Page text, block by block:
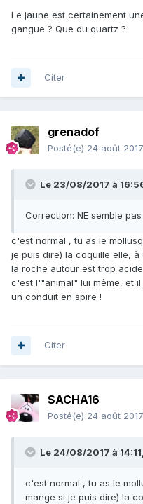
Le jaune est certainement
gangue ? Que du quartz ?
Citer
grenadof
Posté(e) 24 août 2017
Le 23/08/2017 à
Correction: NE semble
c'est normal , tu as le
je puis dire) la coquille elle,
la roche autour est trop
c'est l'"animal" lui même, et
un conduit en spire !
Citer
SACHA16
Posté(e) 24 août 2017
Le 24/08/2017 à 14:11,
c'est normal , tu as le
mange si je puis dire) la